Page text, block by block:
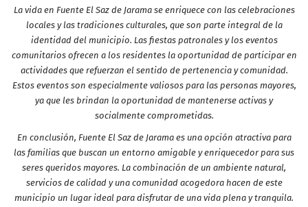
La vida en Fuente El Saz de Jarama se enriquece con las celebraciones
locales y las tradiciones culturales, que son parte integral de la
identidad del municipio. Las fiestas patronales y los eventos
comunitarios ofrecen a los residentes la oportunidad de participar en
actividades que refuerzan el sentido de pertenencia y comunidad.
Estos eventos son especialmente valiosos para las personas mayores,
ya que les brindan la oportunidad de mantenerse activas y
socialmente comprometidas.
En conclusión, Fuente El Saz de Jarama es una opción atractiva para
las familias que buscan un entorno amigable y enriquecedor para sus
seres queridos mayores. La combinación de un ambiente natural,
servicios de calidad y una comunidad acogedora hacen de este
municipio un lugar ideal para disfrutar de una vida plena y tranquila.